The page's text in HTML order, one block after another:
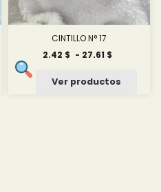
CINTILLO N° 17
2.42 $ - 27.61 $
desde
Ver productos